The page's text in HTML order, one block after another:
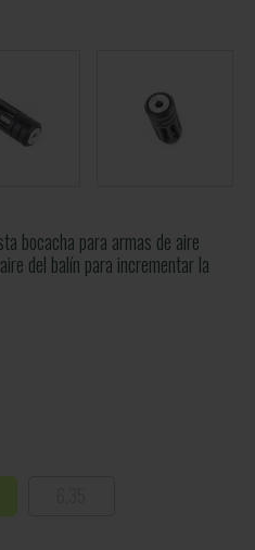
bocacha para armas de aire
del balín para incrementar la